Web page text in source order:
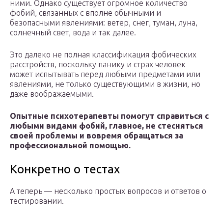
ними. Однако существует огромное количество
фобий, связанных с вполне обычными и
безопасными явлениями: ветер, снег, туман, луна,
солнечный свет, вода и так далее.
Это далеко не полная классификация фобических
расстройств, поскольку панику и страх человек
может испытывать перед любыми предметами или
явлениями, не только существующими в жизни, но
даже воображаемыми.
Опытные психотерапевты помогут справиться с
любыми видами фобий, главное, не стесняться
своей проблемы и вовремя обращаться за
профессиональной помощью.
Конкретно о тестах
А теперь — несколько простых вопросов и ответов о
тестировании.